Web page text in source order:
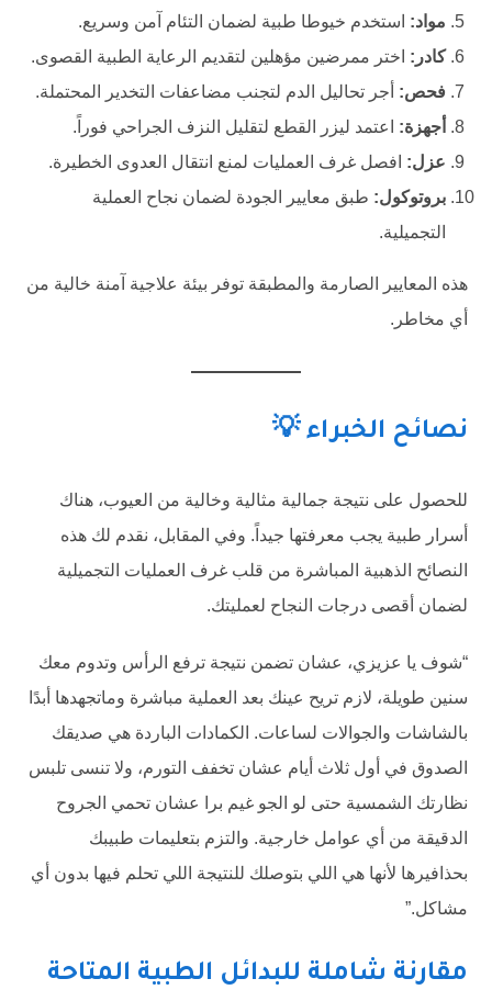
مواد: استخدم خيوطا طبية لضمان التئام آمن وسريع.
كادر: اختر ممرضين مؤهلين لتقديم الرعاية الطبية القصوى.
فحص: أجر تحاليل الدم لتجنب مضاعفات التخدير المحتملة.
أجهزة: اعتمد ليزر القطع لتقليل النزف الجراحي فوراً.
عزل: افصل غرف العمليات لمنع انتقال العدوى الخطيرة.
بروتوكول: طبق معايير الجودة لضمان نجاح العملية
التجميلية.
هذه المعايير الصارمة والمطبقة توفر بيئة علاجية آمنة خالية من
أي مخاطر.
نصائح الخبراء 💡
للحصول على نتيجة جمالية مثالية وخالية من العيوب، هناك
أسرار طبية يجب معرفتها جيداً. وفي المقابل، نقدم لك هذه
النصائح الذهبية المباشرة من قلب غرف العمليات التجميلية
لضمان أقصى درجات النجاح لعمليتك.
“شوف يا عزيزي، عشان تضمن نتيجة ترفع الرأس وتدوم معك
سنين طويلة، لازم تريح عينك بعد العملية مباشرة وماتجهدها أبدًا
بالشاشات والجوالات لساعات. الكمادات الباردة هي صديقك
الصدوق في أول ثلاث أيام عشان تخفف التورم، ولا تنسى تلبس
نظارتك الشمسية حتى لو الجو غيم برا عشان تحمي الجروح
الدقيقة من أي عوامل خارجية. والتزم بتعليمات طبيبك
بحذافيرها لأنها هي اللي بتوصلك للنتيجة اللي تحلم فيها بدون أي
مشاكل.”
مقارنة شاملة للبدائل الطبية المتاحة